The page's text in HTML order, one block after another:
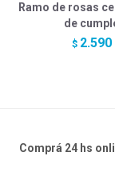
Ramo de rosas
de
$ 2.590
Comprá 24 hs